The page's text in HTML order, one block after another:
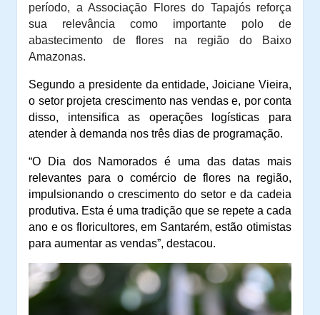
período, a Associação Flores do Tapajós reforça
sua relevância como importante polo de
abastecimento de flores na região do Baixo
Amazonas.
Segundo a presidente da entidade, Joiciane Vieira,
o setor projeta crescimento nas vendas e, por conta
disso, intensifica as operações logísticas para
atender à demanda nos três dias de programação.
“O Dia dos Namorados é uma das datas mais
relevantes para o comércio de flores na região,
impulsionando o crescimento do setor e da cadeia
produtiva. Esta é uma tradição que se repete a cada
ano e os floricultores, em Santarém, estão otimistas
para aumentar as vendas”, destacou.